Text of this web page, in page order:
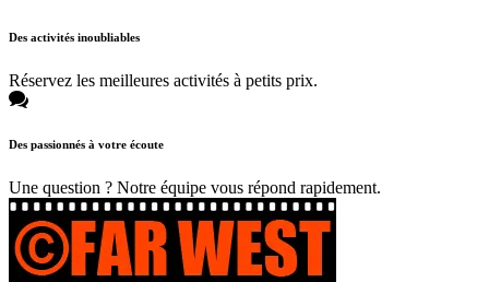
Des activités inoubliables
Réservez les meilleures activités à petits prix.
Des passionnés à votre écoute
Une question ? Notre équipe vous répond rapidement.